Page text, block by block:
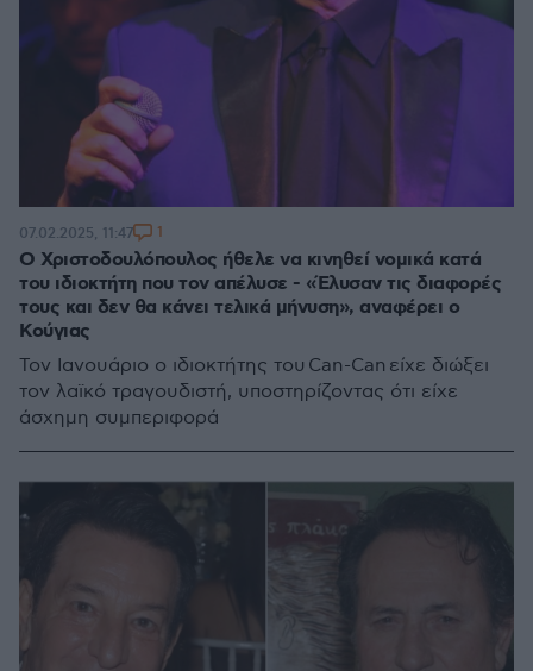
O Χριστοδουλόπουλος ήθελε να κινηθεί νομικά κατά
του ιδιοκτήτη που τον απέλυσε - «Έλυσαν τις διαφορές
τους και δεν θα κάνει τελικά μήνυση», αναφέρει ο
Κούγιας
Τον Ιανουάριο ο ιδιοκτήτης του Can-Can είχε διώξει
τον λαϊκό τραγουδιστή, υποστηρίζοντας ότι είχε
άσχημη συμπεριφορά
07.02.2025, 11:47 1